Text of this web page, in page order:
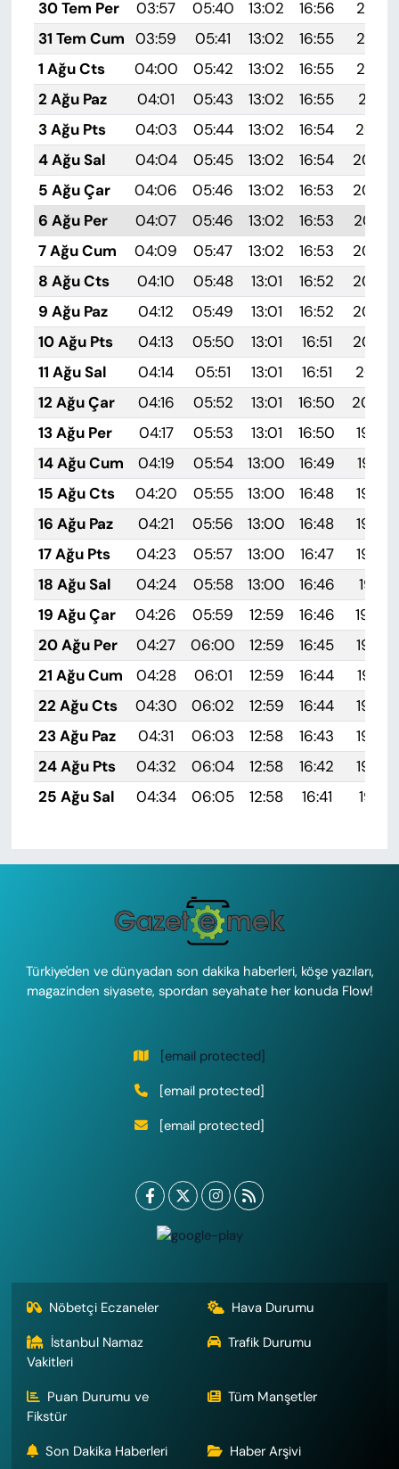
30 Tem Per
03:57 05:40 13:02 16:56
20:14
31 Tem Cum
03:59 05:41 13:02 16:55
20:13
1 Ağu Cts
04:00 05:42 13:02 16:55
20:12
2 Ağu Paz
04:01 05:43 13:02 16:55
20:11
3 Ağu Pts
04:03 05:44 13:02 16:54
20:10
4 Ağu Sal
04:04 05:45 13:02 16:54
20:09
5 Ağu Çar
04:06 05:46 13:02 16:53
20:08
6 Ağu Per
04:07 05:46 13:02 16:53
20:07
7 Ağu Cum
04:09 05:47 13:02 16:53
20:06
8 Ağu Cts
04:10 05:48 13:01 16:52
20:05
9 Ağu Paz
04:12 05:49 13:01 16:52
20:03
10 Ağu Pts
04:13 05:50 13:01 16:51
20:02
11 Ağu Sal
04:14 05:51 13:01 16:51
20:01
12 Ağu Çar
04:16 05:52 13:01 16:50
20:00
13 Ağu Per
04:17 05:53 13:01 16:50
19:58
14 Ağu Cum
04:19 05:54 13:00 16:49
19:57
15 Ağu Cts
04:20 05:55 13:00 16:48
19:56
16 Ağu Paz
04:21 05:56 13:00 16:48
19:54
17 Ağu Pts
04:23 05:57 13:00 16:47
19:53
18 Ağu Sal
04:24 05:58 13:00 16:46
19:51
19 Ağu Çar
04:26 05:59 12:59 16:46
19:50
20 Ağu Per
04:27 06:00 12:59 16:45
19:49
21 Ağu Cum
04:28 06:01 12:59 16:44
19:47
22 Ağu Cts
04:30 06:02 12:59 16:44
19:46
23 Ağu Paz
04:31 06:03 12:58 16:43
19:44
24 Ağu Pts
04:32 06:04 12:58 16:42
19:43
25 Ağu Sal
04:34 06:05 12:58 16:41 19:41
Türkiye'den ve dünyadan son dakika haberleri, köşe yazıları,
magazinden siyasete, spordan seyahate her konuda Flow!
[email protected]
[email protected]
[email protected]
Nöbetçi Eczaneler
Hava Durumu
İstanbul Namaz
Vakitleri
Trafik Durumu
Puan Durumu ve
Fikstür
Tüm Manşetler
Son Dakika Haberleri Haber Arşivi